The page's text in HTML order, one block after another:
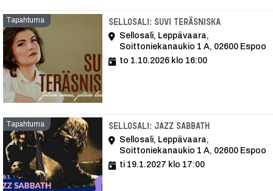
Tapahtuma Sellosali: Suvi TeräsniskaTapahtuma
Sellosali, Leppävaara,
Soittoniekanaukio 1 A, 02600 Espoo
to 1.10.2026 klo 16:00
Tapahtuma Sellosali: Jazz SabbathTapahtuma
Sellosali, Leppävaara,
Soittoniekanaukio 1 A, 02600 Espoo
ti 19.1.2027 klo 17:00